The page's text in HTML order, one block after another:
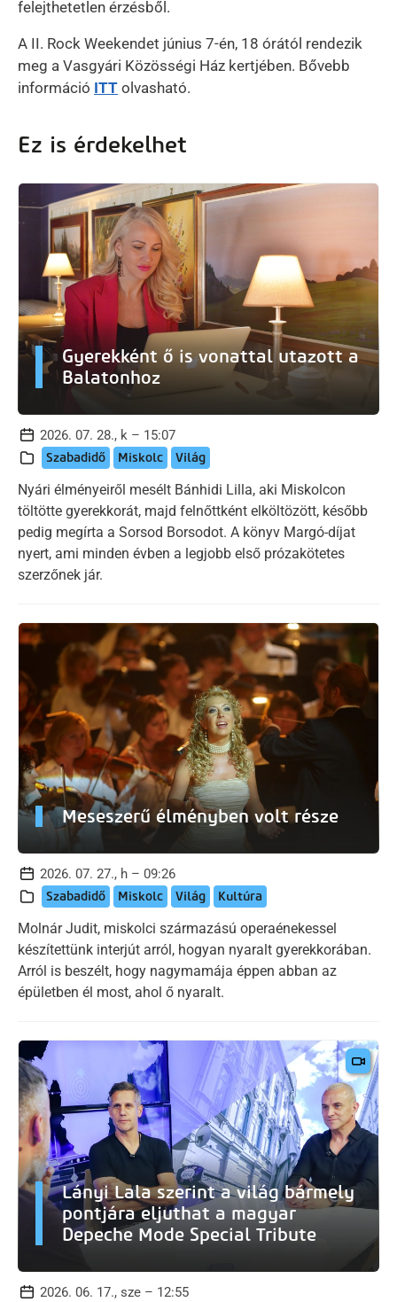
felejthetetlen érzésből.
A II. Rock Weekendet június 7-én, 18 órától rendezik
meg a Vasgyári Közösségi Ház kertjében. Bővebb
információ ITT olvasható.
Ez is érdekelhet
Gyerekként ő is vonattal utazott a
Balatonhoz
2026. 07. 28., k – 15:07
Szabadidő Miskolc Világ
Nyári élményeiről mesélt Bánhidi Lilla, aki Miskolcon
töltötte gyerekkorát, majd felnőttként elköltözött, később
pedig megírta a Sorsod Borsodot. A könyv Margó-díjat
nyert, ami minden évben a legjobb első prózakötetes
szerzőnek jár.
Meseszerű élményben volt része
2026. 07. 27., h – 09:26
Szabadidő Miskolc Világ Kultúra
Molnár Judit, miskolci származású operaénekessel
készítettünk interjút arról, hogyan nyaralt gyerekkorában.
Arról is beszélt, hogy nagymamája éppen abban az
épületben él most, ahol ő nyaralt.
Lányi Lala szerint a világ bármely
pontjára eljuthat a magyar
Depeche Mode Special Tribute
2026. 06. 17., sze – 12:55